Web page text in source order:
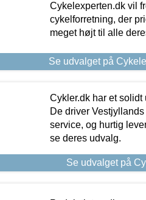
Cykelexperten.dk vil
cykelforretning, der
meget højt til alle
Se udvalget på
Cykler.dk har et solidt
De driver
service, og hurtig
se deres udvalg.
Se udvalget på